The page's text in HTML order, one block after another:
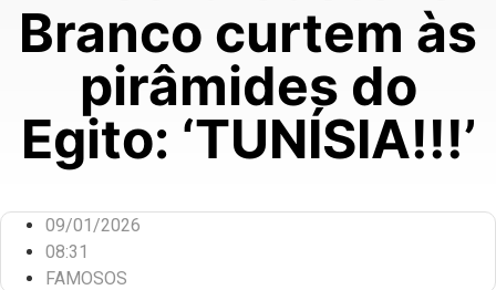
Branco curtem às
pirâmides do
Egito: ‘TUNÍSIA!!!’
09/01/2026
08:31
FAMOSOS